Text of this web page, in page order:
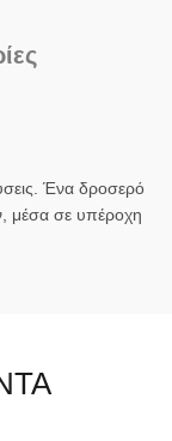
Ένα δροσερό
μέσα σε υπέροχη